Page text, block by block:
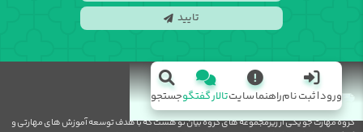
تایید
ورود | ثبت نامراهنما سایتتالار گفتگوجستجو
گروه مهارت جو یکی از زیرمجموعه های گروه بیان نو هست که با هدف توسعه آموزش های مهارتی و